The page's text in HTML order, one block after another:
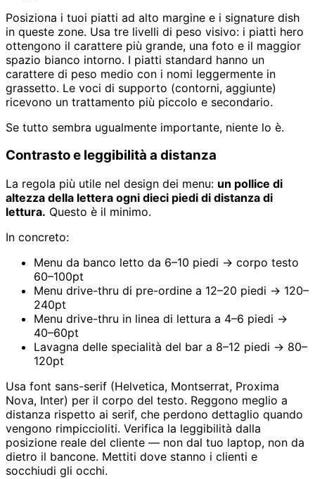
Posiziona i tuoi piatti ad alto margine e i signature dish
in queste zone. Usa tre livelli di peso visivo: i piatti hero
ottengono il carattere più grande, una foto e il maggior
spazio bianco intorno. I piatti standard hanno un
carattere di peso medio con i nomi leggermente in
grassetto. Le voci di supporto (contorni, aggiunte)
ricevono un trattamento più piccolo e secondario.
Se tutto sembra ugualmente importante, niente lo è.
Contrasto e leggibilità a distanza
La regola più utile nel design dei menu: un pollice di
altezza della lettera ogni dieci piedi di distanza di
lettura. Questo è il minimo.
In concreto:
Menu da banco letto da 6–10 piedi → corpo testo
60–100pt
Menu drive-thru di pre-ordine a 12–20 piedi → 120–
240pt
Menu drive-thru in linea di lettura a 4–6 piedi →
40–60pt
Lavagna delle specialità del bar a 8–12 piedi → 80–
120pt
Usa font sans-serif (Helvetica, Montserrat, Proxima
Nova, Inter) per il corpo del testo. Reggono meglio a
distanza rispetto ai serif, che perdono dettaglio quando
vengono rimpiccioliti. Verifica la leggibilità dalla
posizione reale del cliente — non dal tuo laptop, non da
dietro il bancone. Mettiti dove stanno i clienti e
socchiudi gli occhi.